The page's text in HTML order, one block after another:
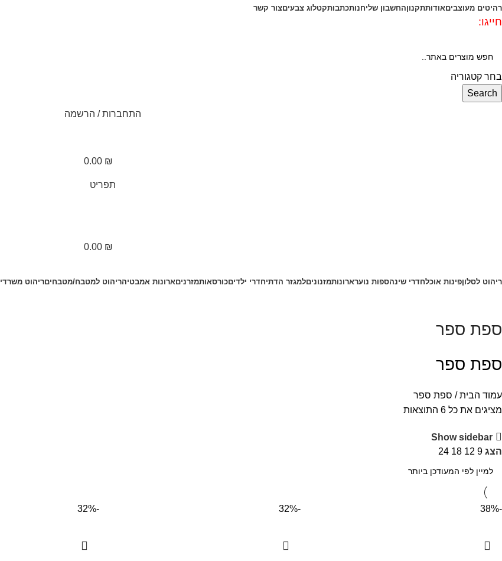
רהיטים מעוצביםאודותתקנוןהחשבון שליחנותכתבותקטלוג צבעיםצור קשר
חייגו:
בחר קטגוריה
Search
התחברות / הרשמה
0.00 ₪
תפריט
0.00 ₪
ריהוט לסלוןפינות אוכלחדרי שינהספות נוערארונותמזנוניםלמגזר הדתיחדרי ילדיםכורסאותמזרניםארונות אמבטיהריהוט למטבח/מטבחיםריהוט משרדי
ספת ספר
ספת ספר
עמוד הבית ספת ספר
מציגים את כל ⁦6⁩ התוצאות
Show sidebar
הצג 9
12
18
24
-38%
-32%
-32%